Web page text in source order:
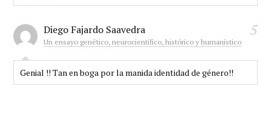
Diego Fajardo Saavedra 5
Un ensayo genético, neurocientífico, histórico y humanístico
Genial !! Tan en boga por la manida identidad de género!!